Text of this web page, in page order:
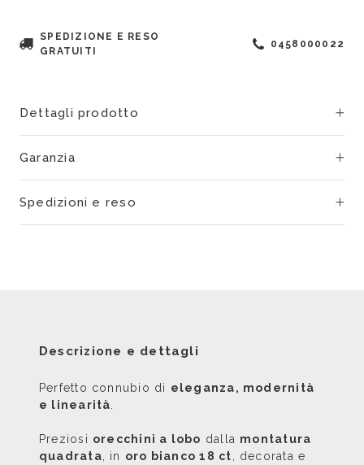
SPEDIZIONE E RESO
GRATUITI
0458000022
Dettagli prodotto
Garanzia
Spedizioni e reso
Descrizione e dettagli
Perfetto connubio di eleganza, modernità
e linearità
Preziosi orecchini a lobo dalla montatura
quadrata , in oro bianco 18 ct , decorata e